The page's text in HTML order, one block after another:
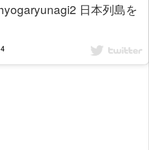
日本列島を